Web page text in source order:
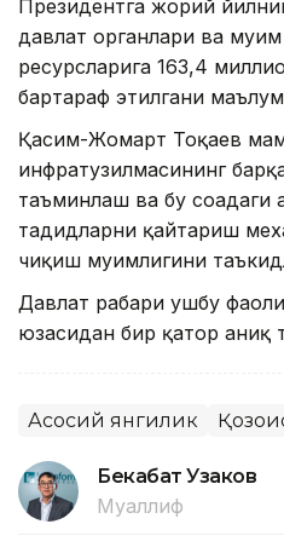
Президентга жорий
давлат органлари ва
ресурсларига 163,4
бартараф этилгани
Қасим-Жомарт Тоқаев
инфратузилмасининг
таъминлаш ва бу соҳадаги
таҳдидларни қайтариш
чиқиш муҳимлигини
Давлат раҳбари ушбу
юзасидан бир қатор аниқ
Асосий янгилик
Бекабат Узаков
Муаллиф